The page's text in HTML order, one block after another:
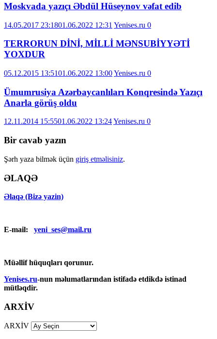
Moskvada yazıçı Əbdül Hüseynov vəfat edib
14.05.2017 23:1801.06.2022 12:31 Yenises.ru 0
TERRORUN DİNİ, MİLLİ MƏNSUBİYYƏTİ
YOXDUR
05.12.2015 13:5101.06.2022 13:00Yenises.ru 0
Ümumrusiya Azərbaycanlıları Konqresində Yazıçı
Anarla görüş oldu
12.11.2014 15:5501.06.2022 13:24Yenises.ru 0
Bir cavab yazın
Şərh yaza bilmək üçün giriş etməlisiniz.
ƏLAQƏ
Əlaqə (Bizə yazin)
E-mail: yeni_ses@mail.ru
Müəllif hüquqları qorunur.
Yenises.ru-nun məlumatlarından istifadə etdikdə istinad
mütləqdir.
ARXİV
ARXİV